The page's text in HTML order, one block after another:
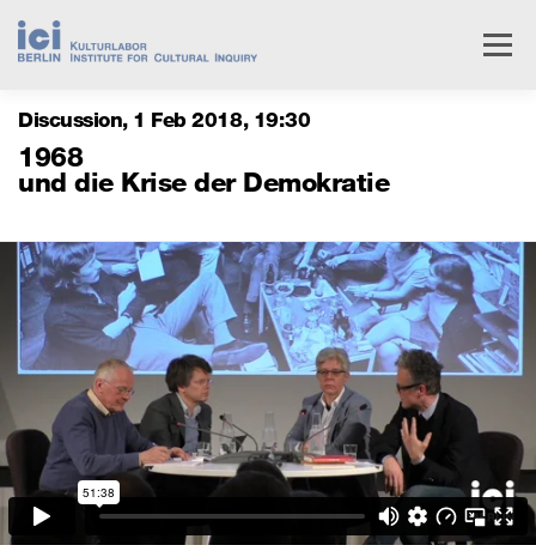
content Menu
Livestream Research Events
Discussion 1 Feb 2018, 1930
1968
und die Krise der Demokratie